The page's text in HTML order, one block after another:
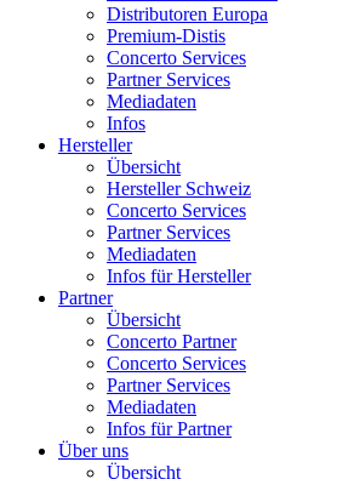
Distributoren Europa
Premium-Distis
Concerto Services
Partner Services
Mediadaten
Infos
Hersteller
Übersicht
Hersteller Schweiz
Concerto Services
Partner Services
Mediadaten
Infos für Hersteller
Partner
Übersicht
Concerto Partner
Concerto Services
Partner Services
Mediadaten
Infos für Partner
Über uns
Übersicht